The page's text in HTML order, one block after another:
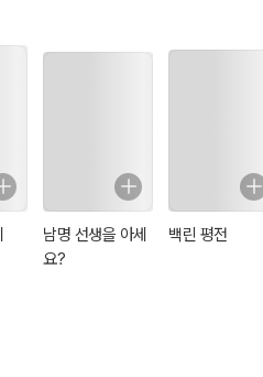
남명 선생을 아세
요?
백린 평전